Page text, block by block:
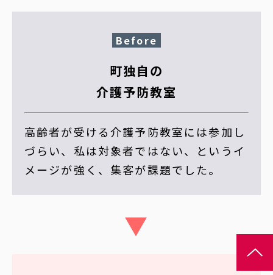
Before
町独自の
介護予防教室
高齢者が受ける介護予防教室には参加し
づらい、私は対象者ではない、というイ
メージが強く、集客が課題でした。
▼